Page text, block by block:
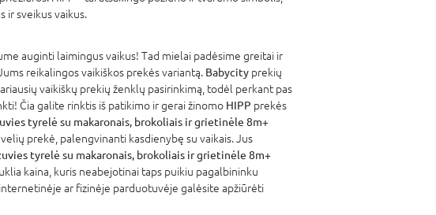
ir sveikus vaikus.
auginti laimingus vaikus! Tad mielai padėsime greitai ir
reikalingos vaikiškos prekės variantą. Babycity prekių
vaikiškų prekių ženklų pasirinkimą, todėl perkant pas
Čia galite rinktis iš patikimo ir gerai žinomo HIPP prekės
tyrelė su makaronais, brokoliais ir grietinėle 8m+
prekė, palengvinanti kasdienybę su vaikais. Jus
tyrelė su makaronais, brokoliais ir grietinėle 8m+
kaina, kuris neabejotinai taps puikiu pagalbininku
ar fizinėje parduotuvėje galėsite apžiūrėti